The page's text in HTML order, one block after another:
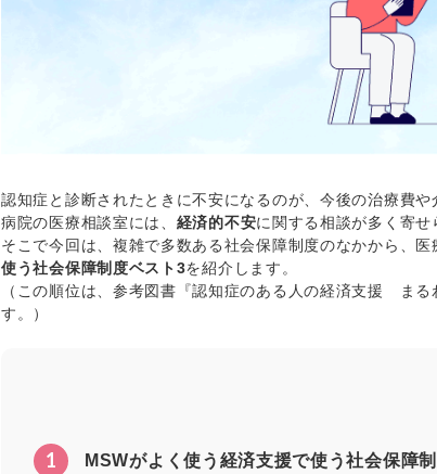
認知症と診断されたときに不安になるのが、今後の治療費や
病院の医療相談室には、 経済的不安に関する相談が多く寄せ
そこで今回は、複雑で多数ある社会保障制度のなかから、
使う社会保障制度ベスト3を紹介します。
（この順位は、参考図書『認知症のある人の経済支援 ま
す。）
1 MSWがよく使う経済支援で使う社会保障